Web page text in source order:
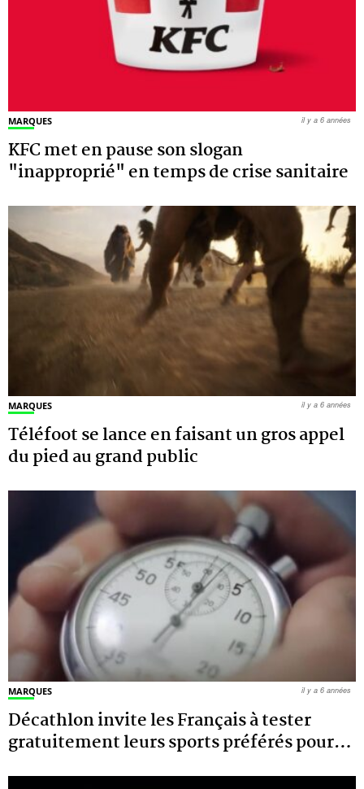
MARQUES
KFC met en pause son slogan
"inapproprié" en temps de crise sanitaire
il y a 6 années
MARQUES
Téléfoot se lance en faisant un gros appel
du pied au grand public
il y a 6 années
MARQUES
Décathlon invite les Français à tester
gratuitement leurs sports préférés pour…
il y a 6 années